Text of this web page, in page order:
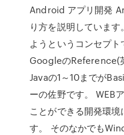
Android アプリ開発
り方を説明していま
ようというコンセプ
GoogleのReference(
Javaの1～10までが
ーの佐野です。 WEB
ことができる開発環
す。 そのなかでも